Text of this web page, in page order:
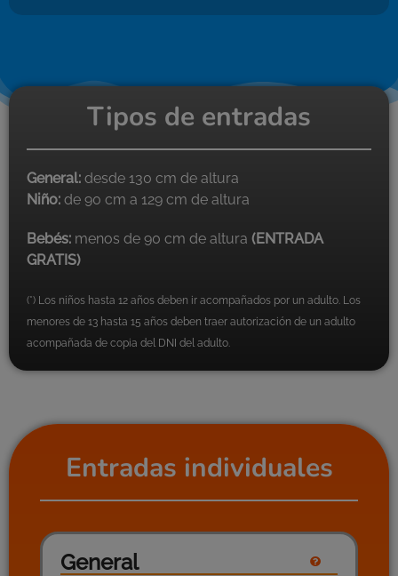
Tipos de entradas
General: desde 130 cm de altura
Niño: de 90 cm a 129 cm de altura
Bebés: menos de 90 cm de altura (ENTRADA
GRATIS)
(*) Los niños hasta 12 años deben ir acompañados por un adulto. Los
menores de 13 hasta 15 años deben traer autorización de un adulto
acompañada de copia del DNI del adulto.
Entradas individuales
General